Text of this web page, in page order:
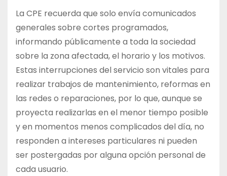
La CPE recuerda que solo envía comunicados
generales sobre cortes programados,
informando públicamente a toda la sociedad
sobre la zona afectada, el horario y los motivos.
Estas interrupciones del servicio son vitales para
realizar trabajos de mantenimiento, reformas en
las redes o reparaciones, por lo que, aunque se
proyecta realizarlas en el menor tiempo posible
y en momentos menos complicados del día, no
responden a intereses particulares ni pueden
ser postergadas por alguna opción personal de
cada usuario.